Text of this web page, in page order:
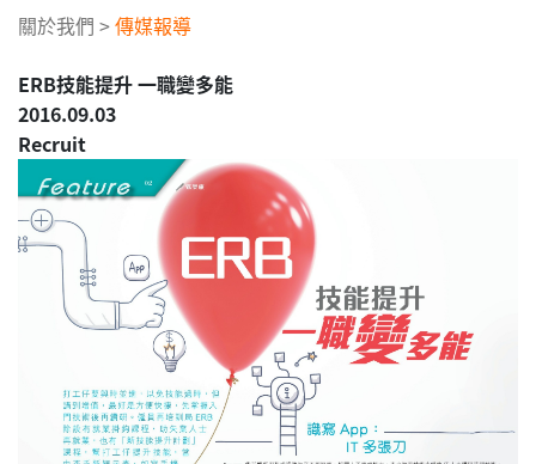
關於我們 >傳媒報導
ERB技能提升 一職變多能
2016.09.03
Recruit